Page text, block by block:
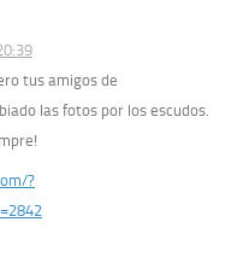
tus amigos de
las fotos por los escudos.
?